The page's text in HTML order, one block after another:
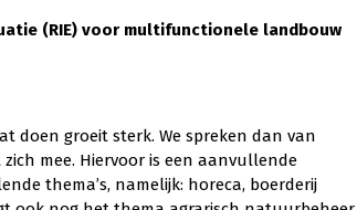
(RIE) voor multifunctionele landbouw
doen groeit sterk. We spreken dan van
mee. Hiervoor is een aanvullende
thema’s, namelijk: horeca, boerderij